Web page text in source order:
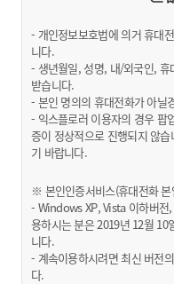
- 개인정보보호법에 의거 휴대
니다.
- 생년월일, 성명, 내/외국인,
받습니다.
- 본인 명의의 휴대전화가 아닐
- 익스플로러 이용자의 경우 팝
증이 정상적으로 진행되지 않
기 바랍니다.
※ 본인인증서비스(휴대전화
- Windows XP, Vista 이하버
용하시는 분은 2019년 12월 10
니다.
- 계속이용하시려면 최신 버전
다.